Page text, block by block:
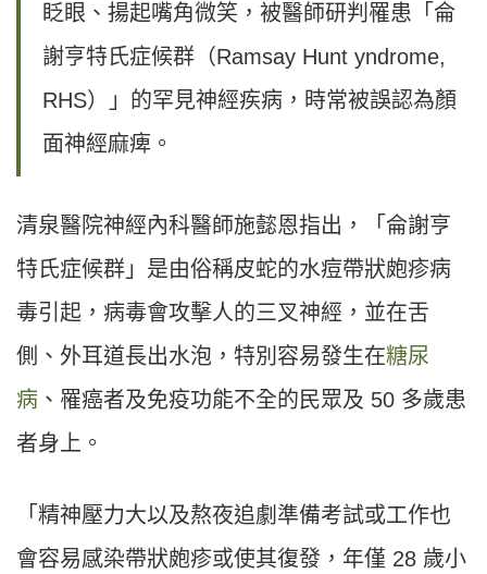
眨眼、揚起嘴角微笑，被醫師研判罹患「侖
謝亨特氏症候群（Ramsay Hunt yndrome,
RHS）」的罕見神經疾病，時常被誤認為顏
面神經麻痺。
清泉醫院神經內科醫師施懿恩指出，「侖謝亨
特氏症候群」是由俗稱皮蛇的水痘帶狀皰疹病
毒引起，病毒會攻擊人的三叉神經，並在舌
側、外耳道長出水泡，特別容易發生在糖尿
病 、罹癌者及免疫功能不全的民眾及 50 多歲患
者身上。
「精神壓力大以及熬夜追劇準備考試或工作也
會容易感染帶狀皰疹或使其復發，年僅 28 歲小